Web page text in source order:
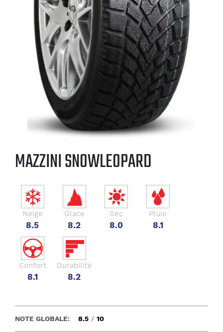
MAZZINI SNOWLEOPARD
Neige
8.5
Glace
8.2
Sec
8.0
Pluie
8.1
Confort
8.1
Durabilité
8.2
NOTE GLOBALE: 8.5 / 10